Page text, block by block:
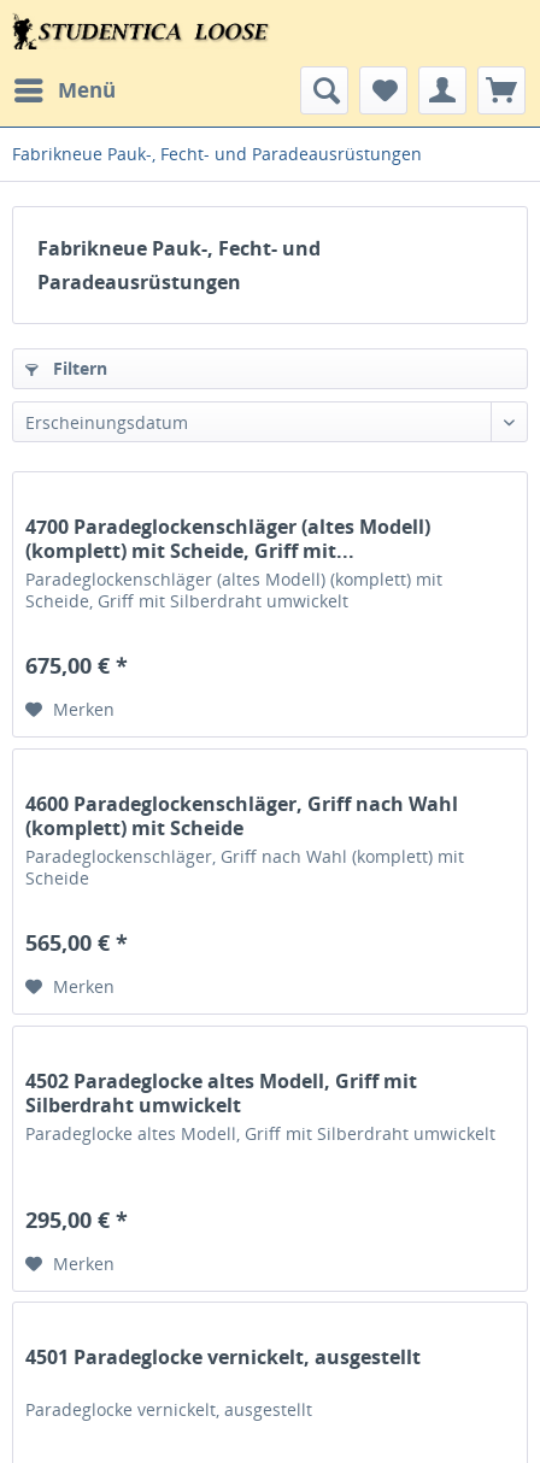
Menü
Fabrikneue Pauk-, Fecht- und Paradeausrüstungen
Fabrikneue Pauk-, Fecht- und
Paradeausrüstungen
Filtern
Erscheinungsdatum
4700 Paradeglockenschläger (altes Modell)
(komplett) mit Scheide, Griff mit...
Paradeglockenschläger (altes Modell) (komplett) mit
Scheide, Griff mit Silberdraht umwickelt
675,00 € *
Merken
4600 Paradeglockenschläger, Griff nach Wahl
(komplett) mit Scheide
Paradeglockenschläger, Griff nach Wahl (komplett) mit
Scheide
565,00 € *
Merken
4502 Paradeglocke altes Modell, Griff mit
Silberdraht umwickelt
Paradeglocke altes Modell, Griff mit Silberdraht umwickelt
295,00 € *
Merken
4501 Paradeglocke vernickelt, ausgestellt
Paradeglocke vernickelt, ausgestellt